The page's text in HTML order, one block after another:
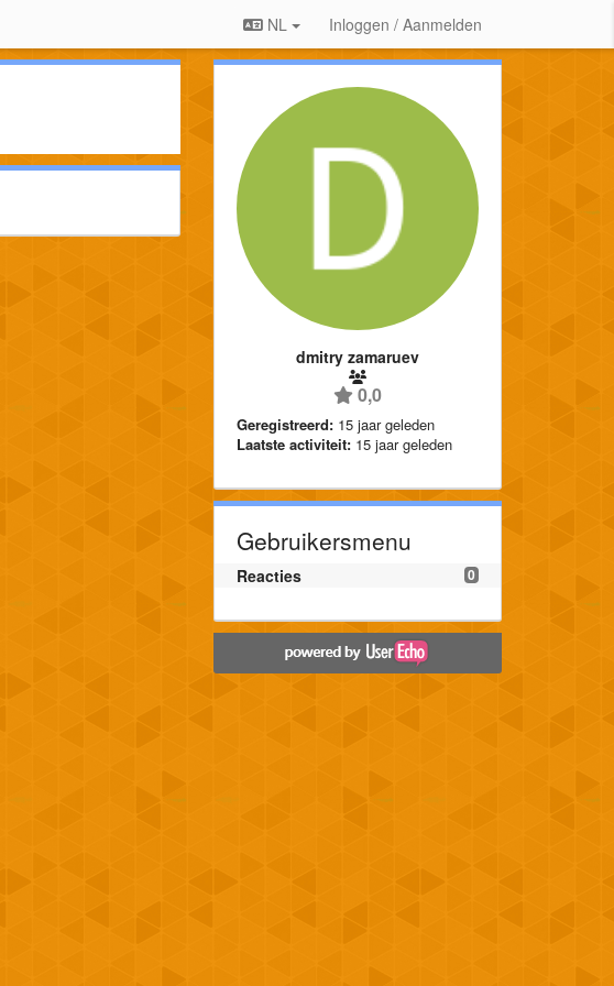
NL Inloggen / Aanmelden
dmitry zamaruev
0,0
Geregistreerd: 15 jaar geleden
Laatste activiteit: 15 jaar geleden
Gebruikersmenu
0
Reacties